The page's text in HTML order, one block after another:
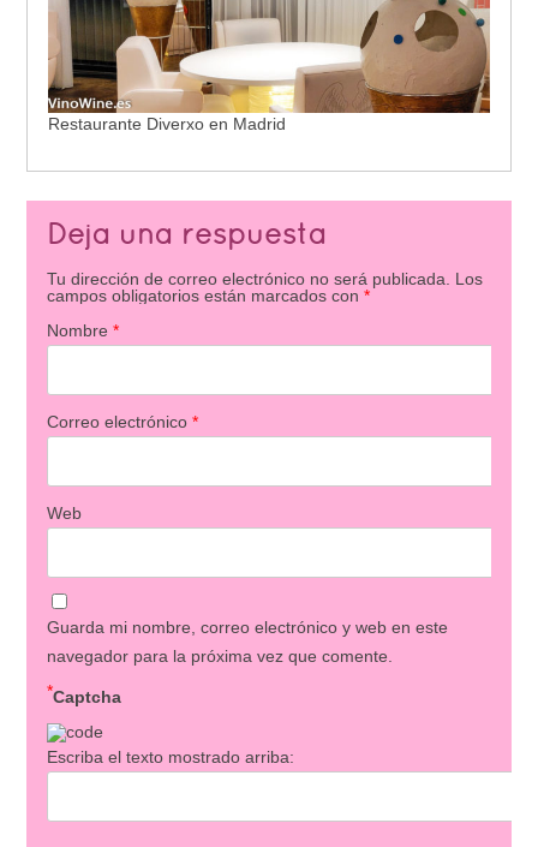
Restaurante Diverxo en Madrid
Deja una respuesta
Tu dirección de correo electrónico no será publicada.
Los
campos obligatorios están marcados con *
Nombre *
Correo electrónico *
Web
Guarda mi nombre, correo electrónico y web en este
navegador para la próxima vez que comente.
Captcha
*
Escriba el texto mostrado arriba: